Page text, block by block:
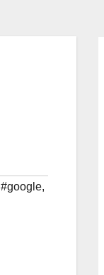
#google,